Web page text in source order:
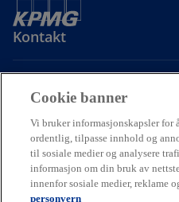
Kontakt
Om oss
Karriere
o
Cookie banner
Vi bruker informasjonskapsler for
ordentlig, tilpasse innhold og
til sosiale medier og analysere
informasjon om din bruk av
innenfor sosiale medier, reklame
personvern